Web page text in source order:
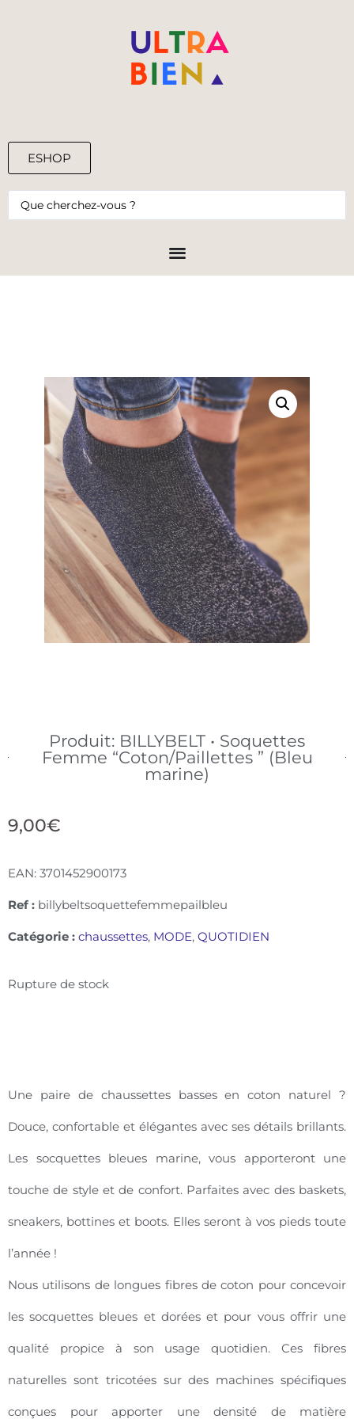
ESHOP
0,00€
Produit: BILLYBELT • Soquettes
Femme “Coton/Paillettes ” (Bleu
marine)
9,00€
EAN: 3701452900173
Ref : billybeltsoquettefemmepailbleu
Catégorie : chaussettes, MODE, QUOTIDIEN
Rupture de stock
Une paire de chaussettes basses en coton naturel ?
Douce, confortable et élégantes avec ses détails brillants.
Les socquettes bleues marine, vous apporteront une
touche de style et de confort. Parfaites avec des baskets,
sneakers, bottines et boots. Elles seront à vos pieds toute
l’année !
Nous utilisons de longues fibres de coton pour concevoir
les socquettes bleues et dorées et pour vous offrir une
qualité propice à son usage quotidien. Ces fibres
naturelles sont tricotées sur des machines spécifiques
conçues pour apporter une densité de matière